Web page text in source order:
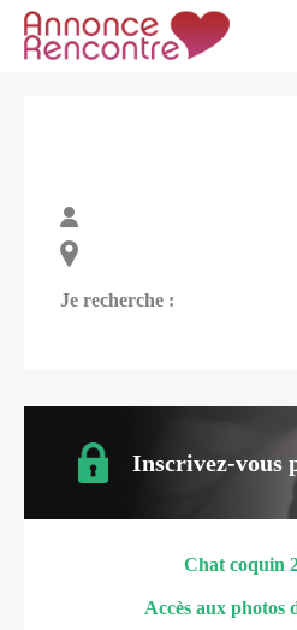
Je recherche :
Inscrivez-vous
Chat coquin
Accès aux photos